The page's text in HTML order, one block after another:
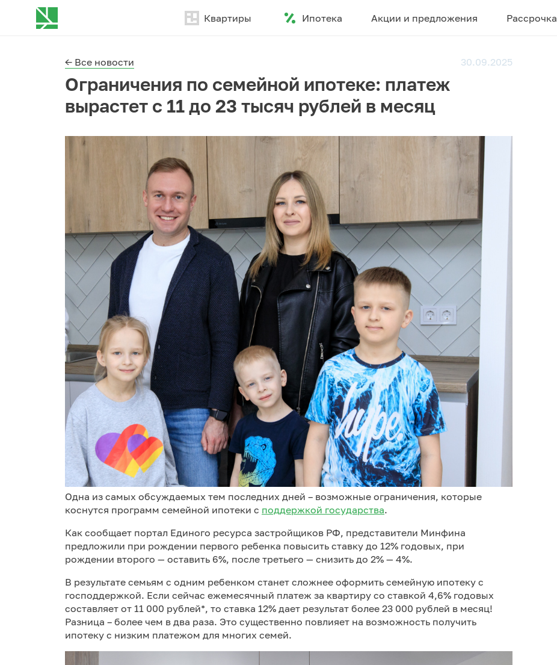
Квартиры Ипотека Акции и предложения Рассрочка
← Все новости 30.09.2025
Ограничения по семейной ипотеке: платеж
вырастет с 11 до 23 тысяч рублей в месяц
Одна из самых обсуждаемых тем последних дней – возможные ограничения, которые
коснутся программ семейной ипотеки с поддержкой государства.
Как сообщает портал Единого ресурса застройщиков РФ, представители Минфина
предложили при рождении первого ребенка повысить ставку до 12% годовых, при
рождении второго — оставить 6%, после третьего — снизить до 2% — 4%.
В результате семьям с одним ребенком станет сложнее оформить семейную ипотеку с
господдержкой. Если сейчас ежемесячный платеж за квартиру со ставкой 4,6% годовых
составляет от 11 000 рублей*, то ставка 12% дает результат более 23 000 рублей в месяц!
Разница – более чем в два раза. Это существенно повлияет на возможность получить
ипотеку с низким платежом для многих семей.